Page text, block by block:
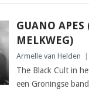
GUANO
MELKWEG)
Armelle van Helden
The Black Cult in
een Groningse